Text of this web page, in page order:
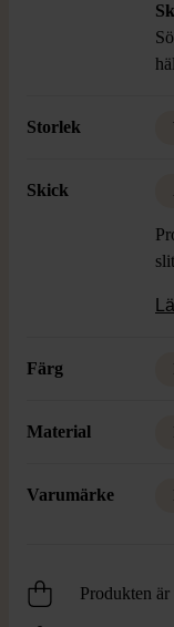
Storlek
Skick
Färg
Material
Varumärke
Produkten